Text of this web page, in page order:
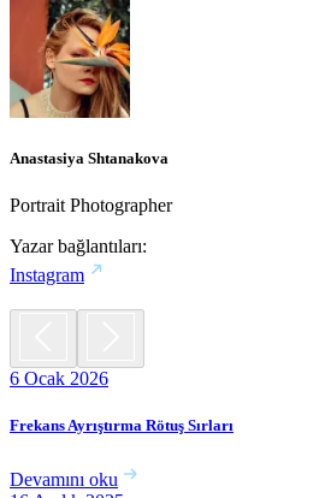
Anastasiya Shtanakova
Portrait Photographer
Yazar bağlantıları:
Instagram
6 Ocak 2026
Frekans Ayrıştırma Rötuş Sırları
Devamını oku